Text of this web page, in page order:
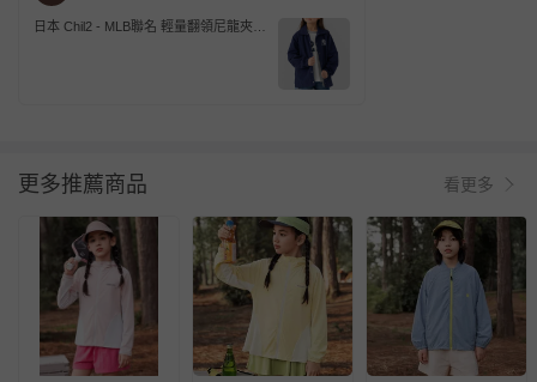
日本 Chil2 - MLB聯名 輕量翻領尼龍夾
更多推薦商品 看更多